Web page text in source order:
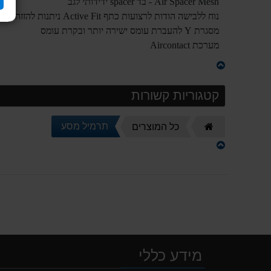
נוח ללבישה הודות לרצועות כתף Active Fit ניתנות להזזה בצורת ארגונומית עם גימורי קצה רכים
מסגרת Y להעברת עומס ישירה יותר ובקרת עומס
מערכת Aircontact
קטגוריות קשורות
כל המוצרים תרמיל מסע
מידע כללי